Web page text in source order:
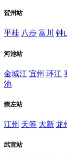
贺州站
平桂 八步 富川 钟
河池站
金城江 宜州 环江
池
崇左站
江州 天等 大新 龙
武宣站